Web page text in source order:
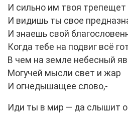
И сильно им твоя трепещет
И видишь ты свое
И знаешь свой
Когда тебе на подвиг всё
В чем на земле небесный
Могучей мысли свет и жар
И огнедышащее слово,-
Иди ты в мир — да слышит